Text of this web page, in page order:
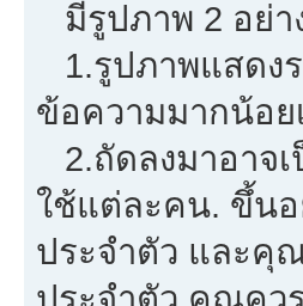
มีรูปภาพ 2 อย่า
1.รูปภาพแสดง
ข้อความมากน้อย
2.ถัดลงมาอาจ
ใช้แต่ละคน. ขึ้นอ
ประจำตัว และคุ